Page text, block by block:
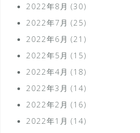
2022年8月 (30)
2022年7月 (25)
2022年6月 (21)
2022年5月 (15)
2022年4月 (18)
2022年3月 (14)
2022年2月 (16)
2022年1月 (14)